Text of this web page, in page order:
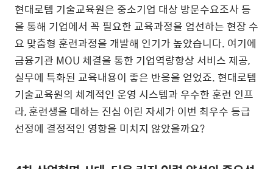
현대로템 기술교육원은 중소기업 대상 방문수요조사 등
을 통해 기업에서 꼭 필요한 교육과정을 엄선하는 현장 수
요 맞춤형 훈련과정을 개발해 인기가 높았습니다. 여기에
금융기관 MOU 체결을 통한 기업역량향상 서비스 제공,
실무에 특화된 교육내용이 좋은 반응을 얻었죠. 현대로템
기술교육원의 체계적인 운영 시스템과 우수한 훈련 인프
라, 훈련생을 대하는 진심 어린 자세가 이번 최우수 등급
선정에 결정적인 영향을 미치지 않았을까요?